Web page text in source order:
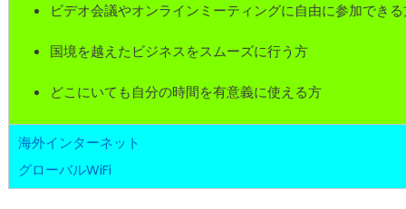
ビデオ会議やオンラインミーティングに自由に参加でき
国境を越えたビジネスをスムーズに行う方
どこにいても自分の時間を有意義に使える方
海外インターネット
グローバルWiFi